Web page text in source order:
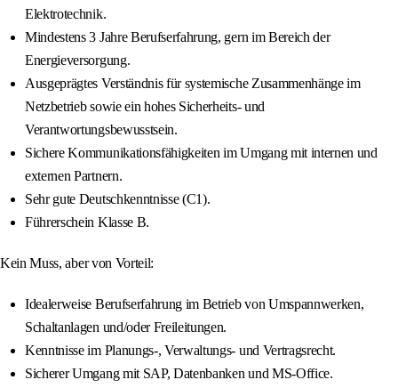
Elektrotechnik.
Mindestens 3 Jahre Berufserfahrung, gern im Bereich der
Energieversorgung.
Ausgeprägtes Verständnis für systemische Zusammenhänge im
Netzbetrieb sowie ein hohes Sicherheits- und
Verantwortungsbewusstsein.
Sichere Kommunikationsfähigkeiten im Umgang mit internen und
externen Partnern.
Sehr gute Deutschkenntnisse (C1).
Führerschein Klasse B.
Kein Muss, aber von Vorteil:
Idealerweise Berufserfahrung im Betrieb von Umspannwerken,
Schaltanlagen und/oder Freileitungen.
Kenntnisse im Planungs-, Verwaltungs- und Vertragsrecht.
Sicherer Umgang mit SAP, Datenbanken und MS-Office.